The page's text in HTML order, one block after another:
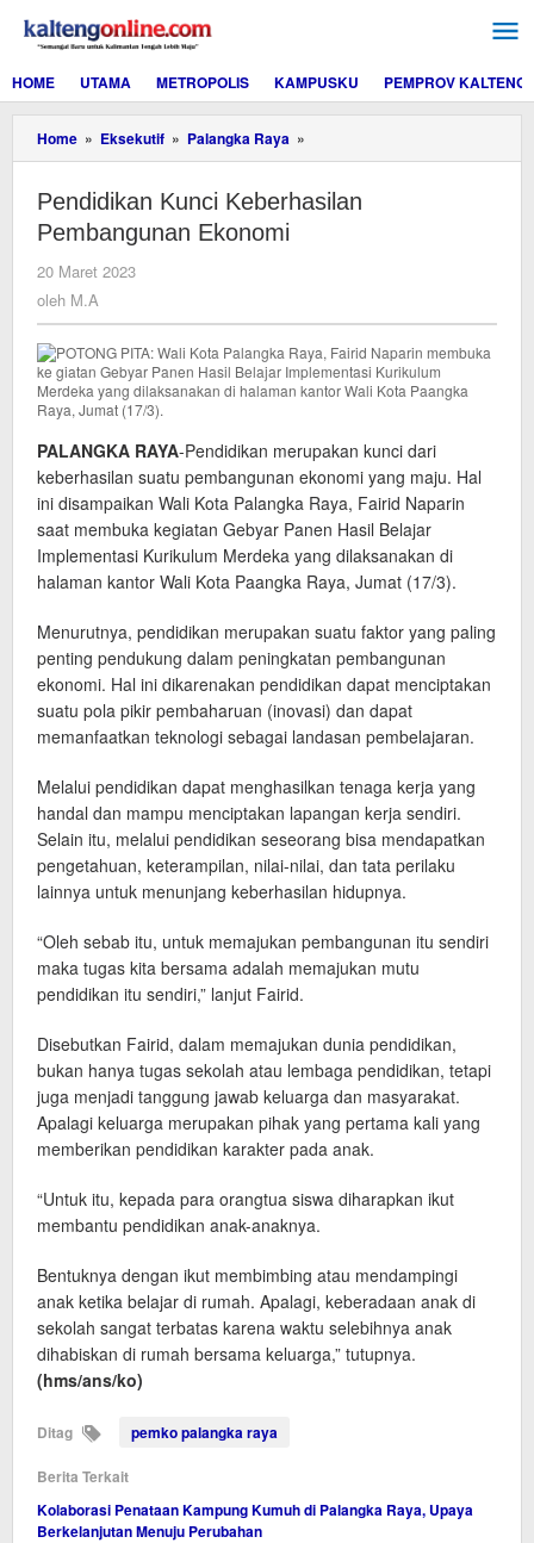
konten
HOME
UTAMA METROPOLIS KAMPUSKU PEMPROV KALTENG
Home » Eksekutif » Palangka Raya »
Kunci
Pembangunan
Pendidikan Kunci Keberhasilan
Pembangunan Ekonomi
20 Maret 2023
oleh M.A
PALANGKA RAYA-Pendidikan merupakan kunci dari
keberhasilan suatu pembangunan ekonomi yang maju. Hal
ini disampaikan Wali Kota Palangka Raya, Fairid Naparin
saat membuka kegiatan Gebyar Panen Hasil Belajar
Implementasi Kurikulum Merdeka yang dilaksanakan di
halaman kantor Wali Kota Paangka Raya, Jumat (17/3).
Menurutnya, pendidikan merupakan suatu faktor yang paling
penting pendukung dalam peningkatan pembangunan
ekonomi. Hal ini dikarenakan pendidikan dapat menciptakan
suatu pola pikir pembaharuan (inovasi) dan dapat
memanfaatkan teknologi sebagai landasan pembelajaran.
Melalui pendidikan dapat menghasilkan tenaga kerja yang
handal dan mampu menciptakan lapangan kerja sendiri.
Selain itu, melalui pendidikan seseorang bisa mendapatkan
pengetahuan, keterampilan, nilai-nilai, dan tata perilaku
lainnya untuk menunjang keberhasilan hidupnya.
“Oleh sebab itu, untuk memajukan pembangunan itu sendiri
maka tugas kita bersama adalah memajukan mutu
pendidikan itu sendiri,” lanjut Fairid.
Disebutkan Fairid, dalam memajukan dunia pendidikan,
bukan hanya tugas sekolah atau lembaga pendidikan, tetapi
juga menjadi tanggung jawab keluarga dan masyarakat.
Apalagi keluarga merupakan pihak yang pertama kali yang
memberikan pendidikan karakter pada anak.
“Untuk itu, kepada para orangtua siswa diharapkan ikut
membantu pendidikan anak-anaknya.
Bentuknya dengan ikut membimbing atau mendampingi
anak ketika belajar di rumah. Apalagi, keberadaan anak di
sekolah sangat terbatas karena waktu selebihnya anak
dihabiskan di rumah bersama keluarga,” tutupnya.
(hms/ans/ko)
Ditag pemko palangka raya
Berita Terkait
Kolaborasi Penataan Kampung Kumuh di Palangka Raya, Upaya
Berkelanjutan Menuju Perubahan